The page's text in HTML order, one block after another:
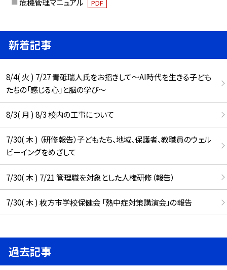
PDF
新着記事
8/4( 火 ) 7/27 青砥瑞人氏をお招きして〜AI時代を生きる子ども
たちの「感じる心」と脳の学び〜
8/3( 月 ) 8/3 校内の工事について
7/30( 木 ) （研修報告）子どもたち、地域、保護者、教職員のウェル
ビーイングをめざして
7/30( 木 ) 7/21 管理職を対象とした人権研修（報告）
7/30( 木 ) 枚方市学校保健会 「熱中症対策講演会」の報告
過去記事